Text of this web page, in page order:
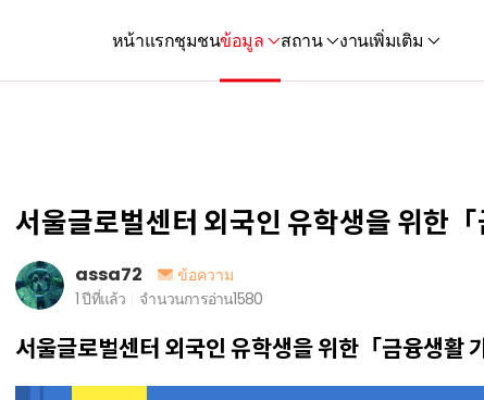
หน้าแรกชุมชนข้อมูล สถาน งานเพิ่มเติม
서울글로벌센터 외국인 유학생을 위한
assa72
ข้อความ
1 ปีที่แล้ว
จำนวนการอ่าน1580
서울글로벌센터 외국인 유학생을 위한「금융생활